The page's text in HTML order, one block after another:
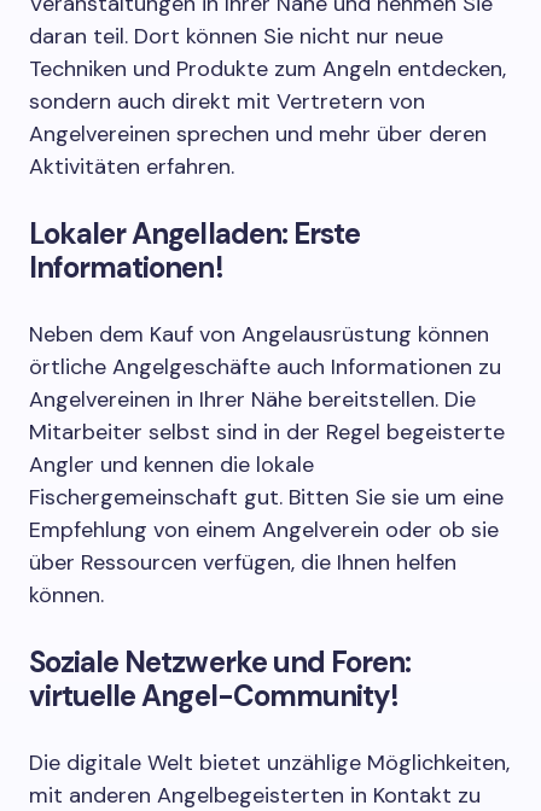
daran teil. Dort können Sie nicht nur neue
Techniken und Produkte zum Angeln entdecken,
sondern auch direkt mit Vertretern von
Angelvereinen sprechen und mehr über deren
Aktivitäten erfahren.
Lokaler Angelladen: Erste
Informationen!
Neben dem Kauf von Angelausrüstung können
örtliche Angelgeschäfte auch Informationen zu
Angelvereinen in Ihrer Nähe bereitstellen. Die
Mitarbeiter selbst sind in der Regel begeisterte
Angler und kennen die lokale
Fischergemeinschaft gut. Bitten Sie sie um eine
Empfehlung von einem Angelverein oder ob sie
über Ressourcen verfügen, die Ihnen helfen
können.
Soziale Netzwerke und Foren:
virtuelle Angel-Community!
Die digitale Welt bietet unzählige Möglichkeiten,
mit anderen Angelbegeisterten in Kontakt zu